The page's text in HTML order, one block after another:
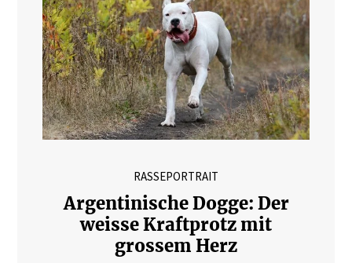
RASSEPORTRAIT
Argentinische Dogge: Der
weisse Kraftprotz mit
grossem Herz